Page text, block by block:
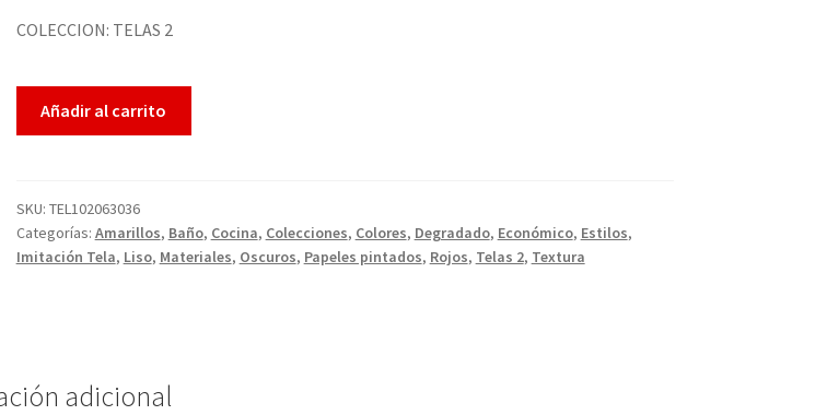
COLECCION: TELAS 2
Añadir al carrito
SKU: TEL102063036
Categorías: Amarillos, Baño, Cocina, Colecciones, Colores, Degradado, Económico, Estilos,
Imitación Tela, Liso, Materiales, Oscuros, Papeles pintados, Rojos, Telas 2, Textura
adicional